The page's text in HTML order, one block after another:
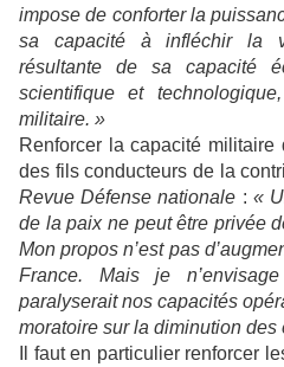
impose de conforter la
sa capacité à infléchir la
résultante de sa capacité
scientifique et
militaire. »
Renforcer la capacité militaire
des fils conducteurs de la
Revue Défense nationale : «
de la paix ne peut être privée
Mon propos n’est pas
France. Mais je
paralyserait nos capacités
moratoire sur la diminution des
Il faut en particulier renforcer